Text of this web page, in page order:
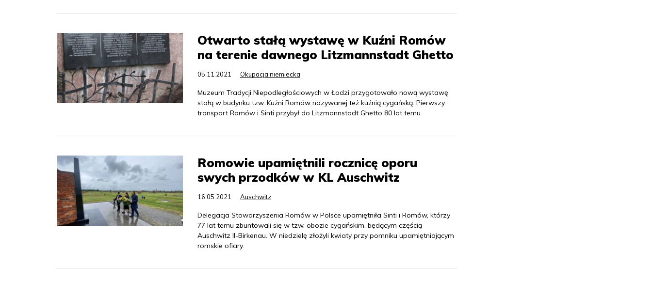
Otwarto stałą wystawę w Kuźni Romów
na terenie dawnego Litzmannstadt Ghetto
05.11.2021 Okupacja niemiecka
Muzeum Tradycji Niepodległościowych w Łodzi przygotowało nową wystawę
stałą w budynku tzw. Kuźni Romów nazywanej też kuźnią cygańską. Pierwszy
transport Romów i Sinti przybył do Litzmannstadt Ghetto 80 lat temu.
Romowie upamiętnili rocznicę oporu
swych przodków w KL Auschwitz
16.05.2021 Auschwitz
Delegacja Stowarzyszenia Romów w Polsce upamiętniła Sinti i Romów, którzy
77 lat temu zbuntowali się w tzw. obozie cygańskim, będącym częścią
Auschwitz II-Birkenau. W niedzielę złożyli kwiaty przy pomniku upamiętniającym
romskie ofiary.